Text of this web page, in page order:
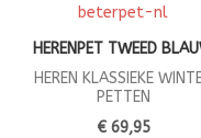
HERENPET TWEED
HEREN KLASSIEKE
PETTEN
€ 69,95